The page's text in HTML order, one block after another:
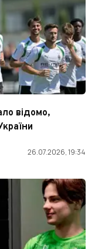
відомо,
26.07.2026, 19:34